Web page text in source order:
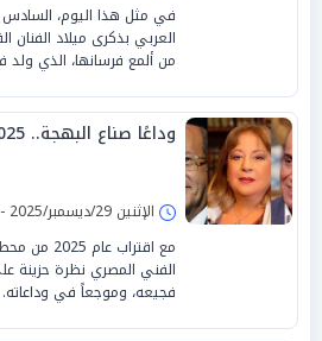
في مثل هذا اليوم، السادس
العربي بذكرى ميلاد
من ألمع فرسانها، الذي ولد في
وداعًا صناع البهجة.. 2025 عام الرحيل الفني
الإثنين 29/ديسمبر/2025 - 09:18 م
مع اقتراب
الفني المصري نظرة حزينة
فجيعه، وموجعاً في وداعاته.